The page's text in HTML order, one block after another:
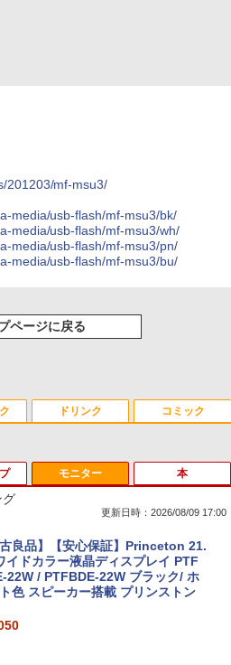
201203/mf-msu3/
media/usb-flash/mf-msu3/bk/
media/usb-flash/mf-msu3/wh/
media/usb-flash/mf-msu3/pn/
media/usb-flash/mf-msu3/bu/
ページに戻る
P40i オフホワイト
P31i ブラック
WAYNE feat. Flo Milli, ATL Jacob
WAYNE feat. Flo Milli, ATL Jacob
ドリンク
限定】 い・ろ・は・す 2L P
ルレス ×8本
天然水 ラベルレス 500ml ×24本
ター ペットボトル 静岡県産 500ミリリ
(Smart Basic)
コミック
とりごと 17巻 (デジタル版ビッグガ
ミックス)
酒屋「のぶ」(22) (角川コミックス・
だけ】全品ポイント10倍 お買い物マ
★8/4～8/11★中古パソコン ノー
Lenovo ThinkPad E590 Core i3 8
メモリ8GB / 16GB / 32GB SSD M.
64bit【送料無料】【1年保証】
4300Uより速い」 NiPoGi ミニ
Embedded R2544初登場 8G
4TB拡張可 mini pc Windows
動作より高速 4K×3画面出力 ミニ
端子Type-C USB3.2 有線LAN WI
モニター
グ
更新日時：2026/08/09 17:00
古良品】【安心保証】Princeton 21.
イドカラー液晶ディスプレイ PTF
22W / PTFBDE-22W ブラック/ ホ
色 スピーカー搭載 プリンストン
本